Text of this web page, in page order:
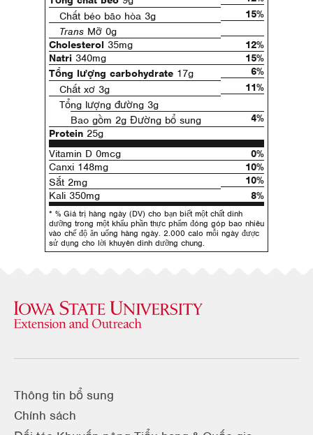
Chất béo bão hòa 3g
15%
Trans Mỡ 0g
Cholesterol 35mg
12%
Natri 340mg
15%
Tổng lượng carbohydrate 17g
6%
Chất xơ 3g
11%
Tổng lượng đường 3g
Bao gồm 2g Đường bổ sung
4%
Protein 25g
Vitamin D 0mcg
0%
Canxi 148mg
10%
Sắt 2mg
10%
Kali 350mg
8%
* % Giá trị hàng ngày (DV) cho bạn biết một chất dinh
dưỡng trong một khẩu phần thực phẩm đóng góp bao nhiêu
vào chế độ ăn uống hàng ngày. 2.000 calo mỗi ngày được
sử dụng cho lời khuyên dinh dưỡng chung.
Thông tin bổ sung
Chính sách